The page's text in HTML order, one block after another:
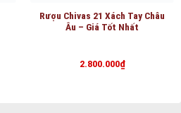
Rượu Chivas 21 Xách Tay Châu
Âu – Giá Tốt Nhất
2.800.000₫